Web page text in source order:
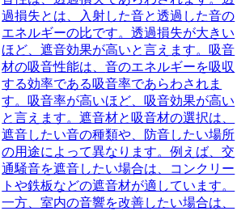
過損失とは、入射した音と透過した音の
エネルギーの比です。透過損失が大きい
ほど、遮音効果が高いと言えます。吸音
材の吸音性能は、音のエネルギーを吸収
する効率である吸音率であらわされま
す。吸音率が高いほど、吸音効果が高い
と言えます。遮音材と吸音材の選択は、
遮音したい音の種類や、防音したい場所
の用途によって異なります。例えば、交
通騒音を遮音したい場合は、コンクリー
トや鉄板などの遮音材が適しています。
一方、室内の音響を改善したい場合は、